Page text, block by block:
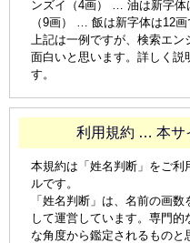
ンズイ（4画） … 油は新字体
（9画） … 飯は新字体は12
上記は一例ですが、検索エ
面白いと思います。詳しく説
す。
利用規約 … 本サ
本規約は「姓名判断」をご利
ルです。
「姓名判断」は、名前の画
して運営しています。専門的
な角度から鑑定されるもの